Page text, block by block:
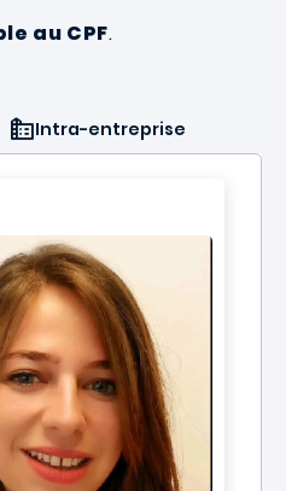
au CPF.
Intra-entreprise